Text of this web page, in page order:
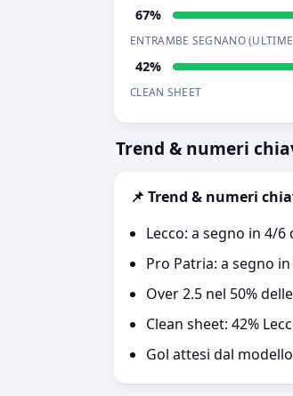
67%
ENTRAMBE SEGNANO
42%
CLEAN SHEET
Trend & numeri
📌 Trend & numeri
Lecco: a segno in 4/
Pro Patria: a segno
Over 2.5 nel 50%
Clean sheet: 42%
Gol attesi dal